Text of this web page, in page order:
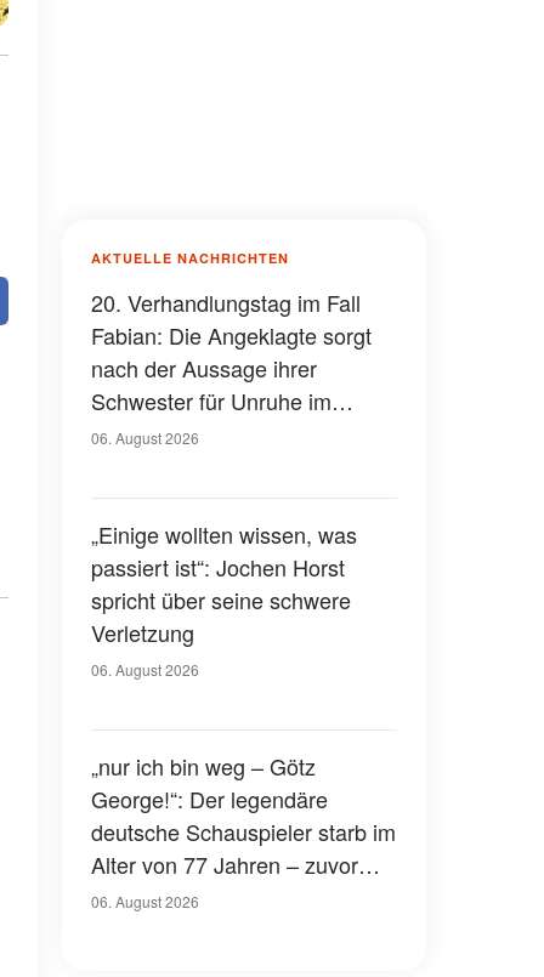
AKTUELLE NACHRICHTEN
20. Verhandlungstag im Fall
Fabian: Die Angeklagte sorgt
nach der Aussage ihrer
Schwester für Unruhe im
Gerichtssaal – was ist
06. August 2026
„Einige wollten wissen, was
passiert ist“: Jochen Horst
spricht über seine schwere
Verletzung
06. August 2026
„nur ich bin weg – Götz
George!“: Der legendäre
deutsche Schauspieler starb im
Alter von 77 Jahren – zuvor
hatte er über seinen eigenen
06. August 2026